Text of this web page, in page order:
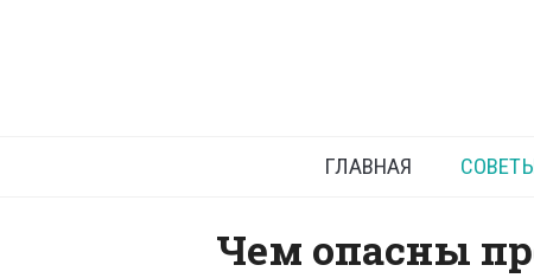
ГЛАВНАЯ
Чем опасны